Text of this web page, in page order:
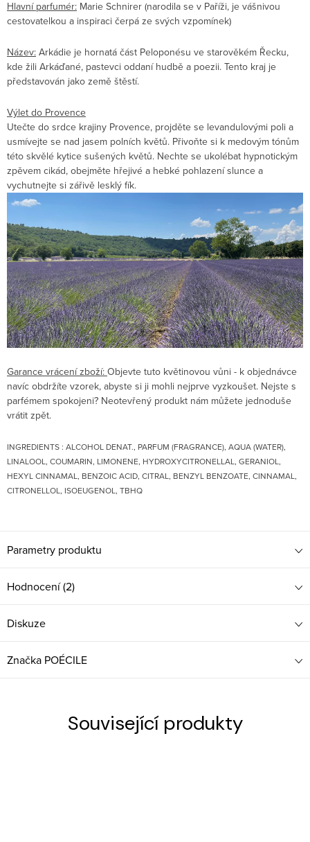
Hlavní parfumér: Marie Schnirer (narodila se v Paříži, je vášnivou
cestovatelkou a inspiraci čerpá ze svých vzpomínek)
Název: Arkádie je hornatá část Peloponésu ve starověkém Řecku,
kde žili Arkáďané, pastevci oddaní hudbě a poezii. Tento kraj je
představován jako země štěstí.
Výlet do Provence
Utečte do srdce krajiny Provence, projděte se levandulovými poli a
usmívejte se nad jasem polních květů. Přivoňte si k medovým tónům
této skvělé kytice sušených květů. Nechte se ukolébat hypnotickým
zpěvem cikád, obejměte hřejivé a hebké pohlazení slunce a
vychutnejte si zářivě lesklý fík.
Garance vrácení zboží: Objevte tuto květinovou vůni - k objednávce
navíc obdržíte vzorek, abyste si ji mohli nejprve vyzkoušet. Nejste s
parfémem spokojeni? Neotevřený produkt nám můžete jednoduše
vrátit zpět.
INGREDIENTS : ALCOHOL DENAT., PARFUM (FRAGRANCE), AQUA (WATER),
LINALOOL, COUMARIN, LIMONENE, HYDROXYCITRONELLAL, GERANIOL,
HEXYL CINNAMAL, BENZOIC ACID, CITRAL, BENZYL BENZOATE, CINNAMAL,
CITRONELLOL, ISOEUGENOL, TBHQ
Parametry produktu
Hodnocení (2)
Diskuze
Značka POÉCILE
Související produkty